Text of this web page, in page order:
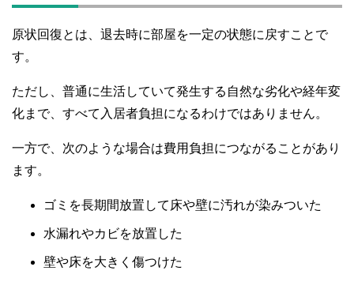
原状回復とは、退去時に部屋を一定の状態に戻すことで
す。
ただし、普通に生活していて発生する自然な劣化や経年変
化まで、すべて入居者負担になるわけではありません。
一方で、次のような場合は費用負担につながることがあり
ます。
ゴミを長期間放置して床や壁に汚れが染みついた
水漏れやカビを放置した
壁や床を大きく傷つけた